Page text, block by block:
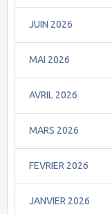
JUIN 2026
MAI 2026
AVRIL 2026
MARS 2026
FEVRIER 2026
JANVIER 2026